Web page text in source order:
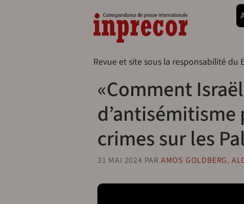
Revue et site sous la responsabilité du
«Comment
crimes sur les
31 MAI 2024 PAR AMOS GOLDBERG,